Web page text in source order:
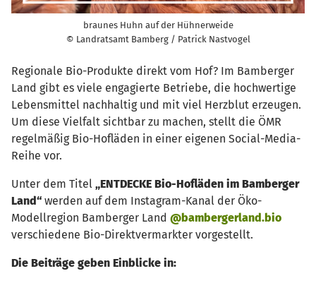
braunes Huhn auf der Hühnerweide
© Landratsamt Bamberg / Patrick Nastvogel
Regionale Bio-Produkte direkt vom Hof? Im Bamberger
Land gibt es viele engagierte Betriebe, die hochwertige
Lebensmittel nachhaltig und mit viel Herzblut erzeugen.
Um diese Vielfalt sichtbar zu machen, stellt die ÖMR
regelmäßig Bio-Hofläden in einer eigenen Social-Media-
Reihe vor.
Unter dem Titel „ENTDECKE Bio-Hofläden im Bamberger
Land“ werden auf dem Instagram-Kanal der Öko-
Modellregion Bamberger Land @bambergerland.bio
verschiedene Bio-Direktvermarkter vorgestellt.
Die Beiträge geben Einblicke in: